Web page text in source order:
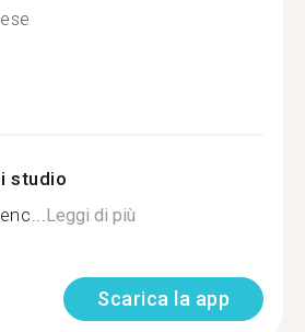
studio
Leggi di più
Scarica la app